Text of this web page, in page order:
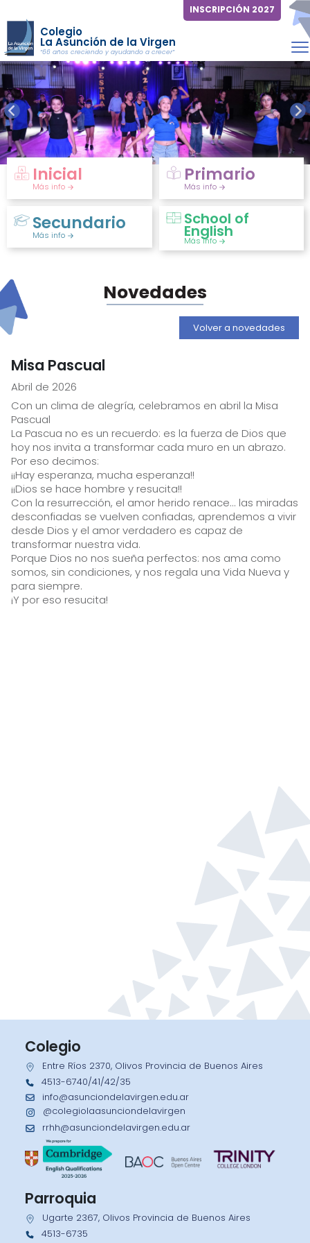
Colegio
La Asunción de la Virgen
“66 años creciendo y ayudando a crecer”
INSCRIPCIÓN 2027
Inicial
Más info
Primario
Más info
Secundario
Más info
School of
English
Más info
Novedades
Volver a novedades
Misa Pascual
Abril de 2026
Con un clima de alegría, celebramos en abril la Misa
Pascual
La Pascua no es un recuerdo: es la fuerza de Dios que
hoy nos invita a transformar cada muro en un abrazo.
Por eso decimos:
¡¡Hay esperanza, mucha esperanza!!
¡¡Dios se hace hombre y resucita!!
Con la resurrección, el amor herido renace... las miradas
desconfiadas se vuelven confiadas, aprendemos a vivir
desde Dios y el amor verdadero es capaz de
transformar nuestra vida.
Porque Dios no nos sueña perfectos: nos ama como
somos, sin condiciones, y nos regala una Vida Nueva y
para siempre.
¡Y por eso resucita!
Colegio
Entre Ríos 2370, Olivos Provincia de Buenos Aires
4513-6740/41/42/35
info@asunciondelavirgen.edu.ar
@colegiolaasunciondelavirgen
rrhh@asunciondelavirgen.edu.ar
Parroquia
Ugarte 2367, Olivos Provincia de Buenos Aires
4513-6735